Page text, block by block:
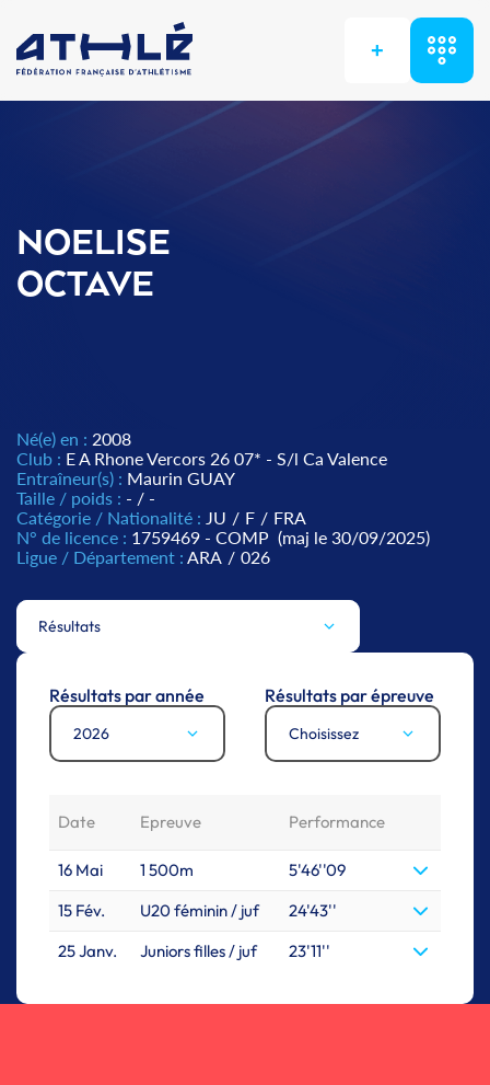
+
NOELISE
OCTAVE
Né(e) en : 2008
Club : E A Rhone Vercors 26 07* - S/l Ca Valence
Entraîneur(s) : Maurin GUAY
Taille / poids : - / -
Catégorie / Nationalité : JU / F / FRA
N° de licence : 1759469 - COMP (maj le 30/09/2025)
Ligue / Département : ARA / 026
Résultats
Résultats par année
2026
Résultats par épreuve
Choisissez
Date Epreuve Performance
16 Mai 1 500m
5'46''09
15 Fév.
U20 féminin / juf
24'43''
25 Janv.
Juniors filles / juf 23'11''